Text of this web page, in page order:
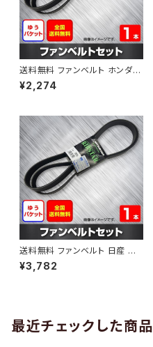
送料無料 ファンベルト ホンダ フ
ィット 型式GE6 H19.10～H25.
09 （国内トップメーカー） 1本 H
¥2,274
送料無料 ファンベルト 日産 キ
ューブ 型式Z12 H20.11～H24.
10 （国内トップメーカー） 1本 H
¥3,782
最近チェックした商品